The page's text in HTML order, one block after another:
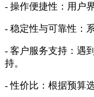
- 操作便捷性：用户
- 稳定性与可靠性：
- 客户服务支持：遇
持。
-性价比：根据预算